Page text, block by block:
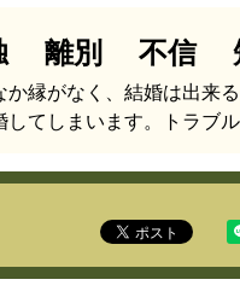
離別 不信
か縁がなく、結婚は出来
してしまいます。トラブル